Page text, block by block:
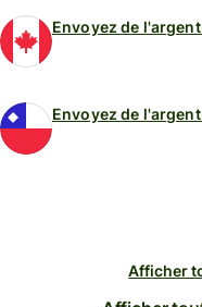
Envoyez de
Envoyez de
Afficher